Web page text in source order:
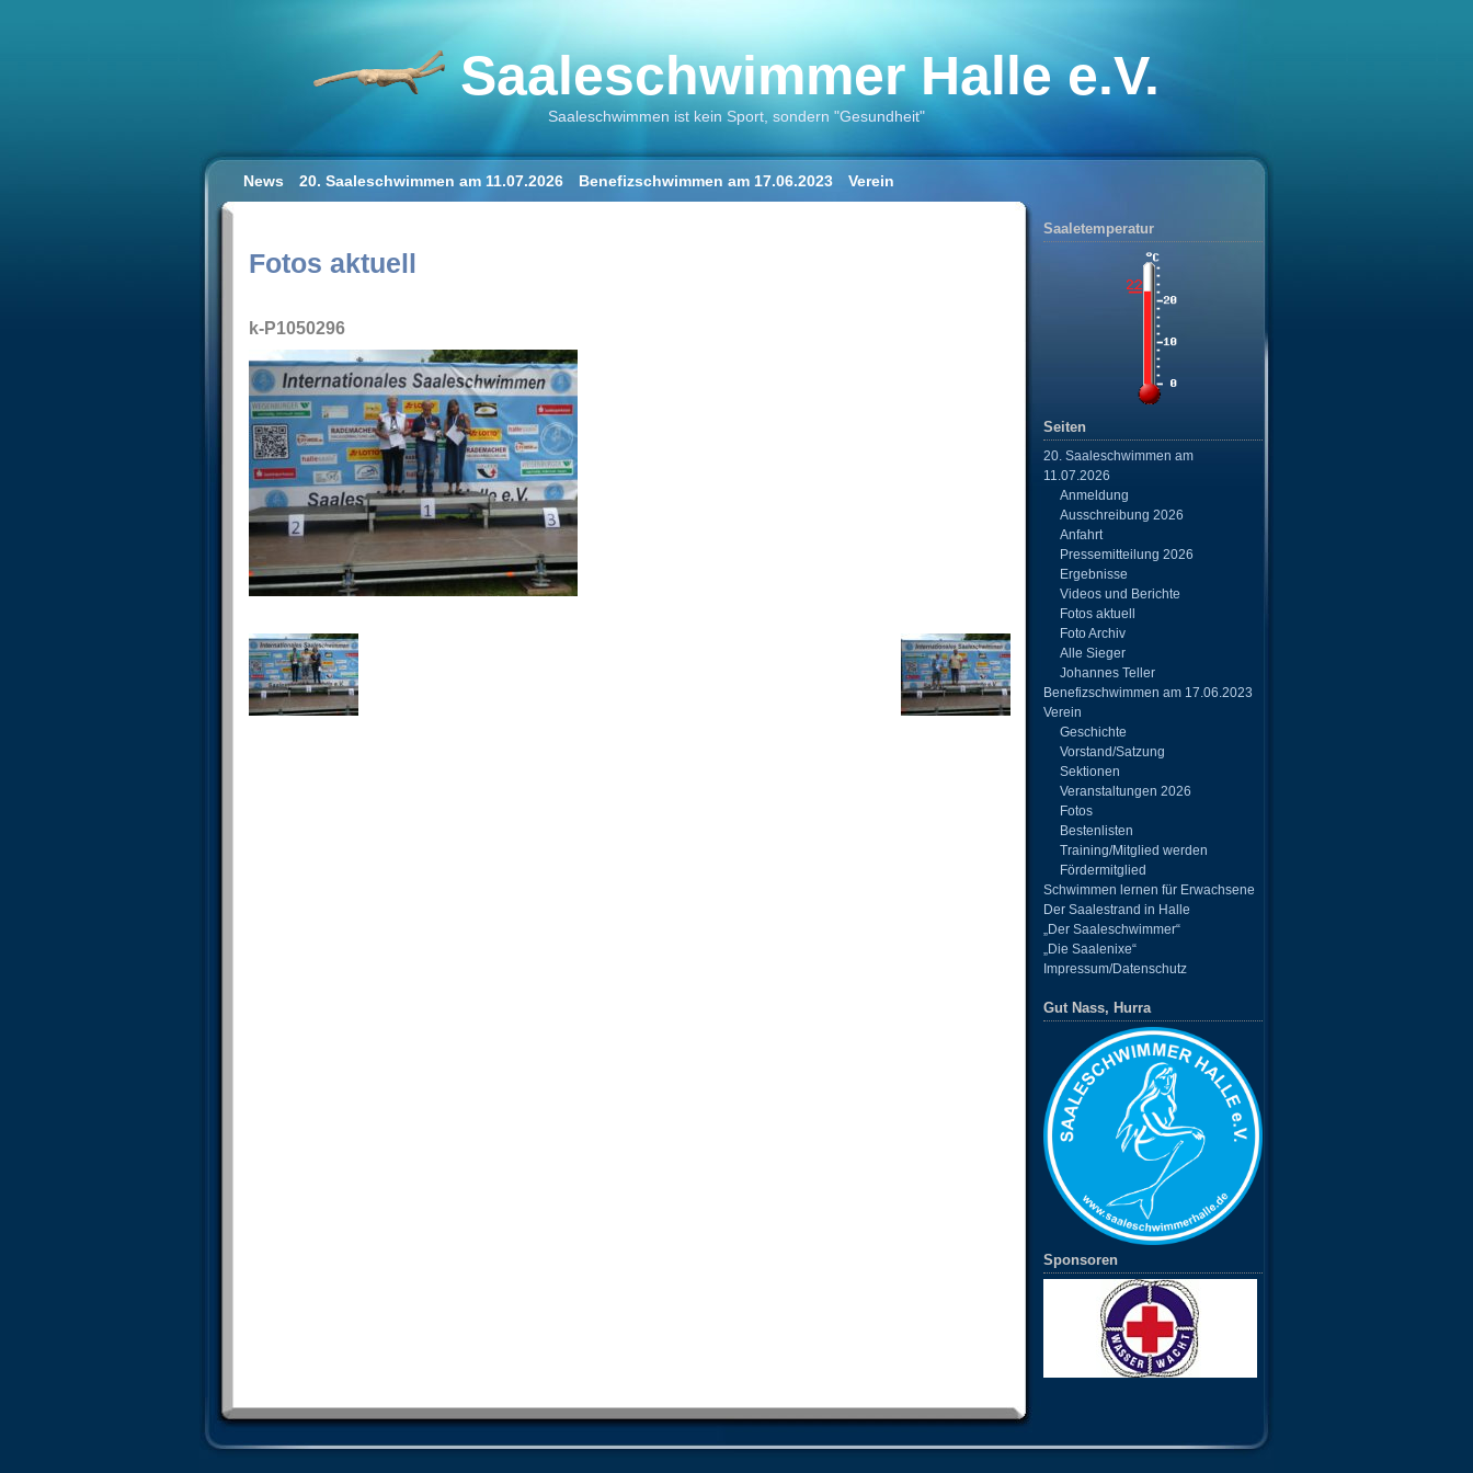
Saaleschwimmer Halle e.V.
Saaleschwimmen ist kein Sport, sondern "Gesundheit"
News 20. Saaleschwimmen am 11.07.2026 Benefizschwimmen am 17.06.2023
Verein
Fotos aktuell
k-P1050296
Saaletemperatur
Seiten
20. Saaleschwimmen am
11.07.2026
Anmeldung
Ausschreibung 2026
Anfahrt
Pressemitteilung 2026
Ergebnisse
Videos und Berichte
Fotos aktuell
Foto Archiv
Alle Sieger
Johannes Teller
Benefizschwimmen am 17.06.2023
Verein
Geschichte
Vorstand/Satzung
Sektionen
Veranstaltungen 2026
Fotos
Bestenlisten
Training/Mitglied werden
Fördermitglied
Schwimmen lernen für Erwachsene
Der Saalestrand in Halle
„Der Saaleschwimmer“
„Die Saalenixe“
Impressum/Datenschutz
Gut Nass, Hurra
Sponsoren